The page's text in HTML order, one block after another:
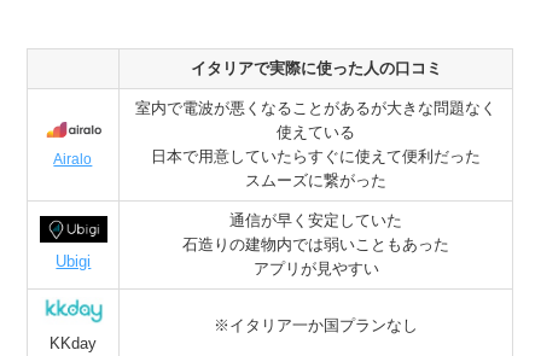
イタリアで実際に使った人の口コミ
Airalo
室内で電波が悪くなることがあるが大きな問題なく
使えている
日本で用意していたらすぐに使えて便利だった
スムーズに繋がった
Ubigi
通信が早く安定していた
石造りの建物内では弱いこともあった
アプリが見やすい
KKday
※イタリア一か国プランなし